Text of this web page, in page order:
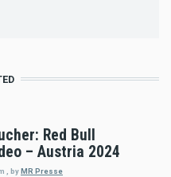
Red Bull
– Austria 2024
, byMR Presse